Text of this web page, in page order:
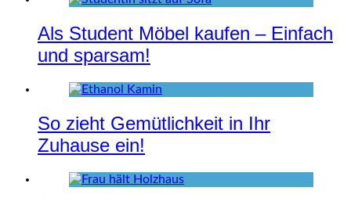
Als Student Möbel kaufen – Einfach
und sparsam!
So zieht Gemütlichkeit in Ihr
Zuhause ein!